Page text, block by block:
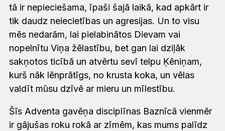
tā ir nepieciešama, īpaši šajā laikā, kad apkārt ir
tik daudz neiecietības un agresijas. Un to visu
mēs nedarām, lai pielabinātos Dievam vai
nopelnītu Viņa žēlastību, bet gan lai dziļāk
sakņotos ticībā un atvērtu sevī telpu Ķēniņam,
kurš nāk lēnprātīgs, no krusta koka, un vēlas
valdīt mūsu dzīvē ar mieru un mīlestību.
Šīs Adventa gavēņa disciplīnas Baznīcā vienmēr
ir gājušas roku rokā ar zīmēm, kas mums palīdz